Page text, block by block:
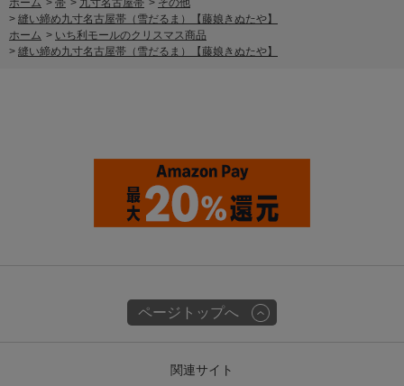
ホーム > 帯 > 九寸名古屋帯 > その他
> 縫い締め九寸名古屋帯（雪だるま）【藤娘きぬたや】
ホーム > いち利モールのクリスマス商品
> 縫い締め九寸名古屋帯（雪だるま）【藤娘きぬたや】
ページトップへ
関連サイト